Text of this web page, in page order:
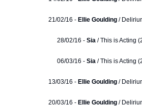
21/02/16 - Ellie Goulding /
28/02/16 - Sia / This is Acting
06/03/16 - Sia / This is Acting
13/03/16 - Ellie Goulding /
20/03/16 - Ellie Goulding /